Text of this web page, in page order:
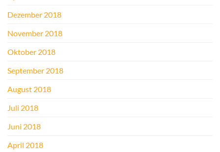
Dezember 2018
November 2018
Oktober 2018
September 2018
August 2018
Juli 2018
Juni 2018
April 2018